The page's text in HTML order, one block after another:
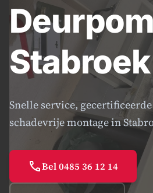
Stabroek
Snelle service,
schadevrije montage in
callBel 0485 36 12 14